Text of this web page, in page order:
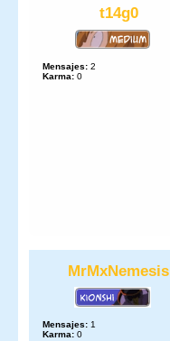
t14g0
Mensajes: 2
Karma: 0
MrMxNemesis
Mensajes: 1
Karma: 0